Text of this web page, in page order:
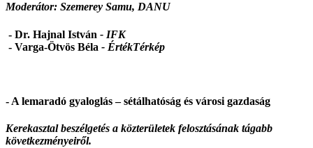
Moderátor: Szemerey Samu, DANU
- Dr. Hajnal István - IFK
- Varga-Ötvös Béla - ÉrtékTérkép
- A lemaradó gyaloglás – sétálhatóság és városi gazdaság
Kerekasztal beszélgetés a közterületek felosztásának tágabb
következményeiről.